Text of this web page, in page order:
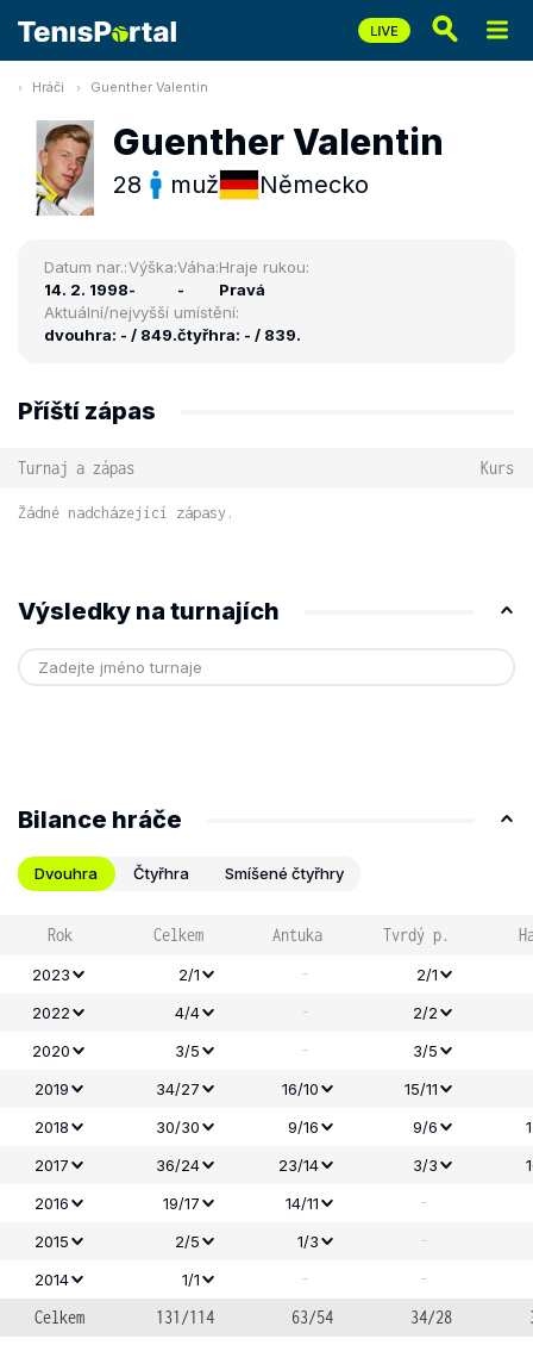
Hráči Guenther Valentin
Guenther Valentin
28 muž Německo
Datum nar.:
14. 2. 1998
Výška:
-
Váha:
-
Hraje rukou:
Pravá
Aktuální/nejvyšší umístění:
dvouhra: - / 849.čtyřhra: - / 839.
Příští zápas
Turnaj a zápas Kurs
Žádné nadcházející zápasy.
Výsledky na turnajích
Bilance hráče
Dvouhra Čtyřhra Smíšené čtyřhry
Rok Celkem Antuka Tvrdý p.
2023 2/1 -
2/1
2022
4/4 - 2/2
2020
3/5 -
3/5
2019
34/27 16/10 15/11
2018
30/30 9/16 9/6
2017
36/24 23/14 3/3
2016
19/17 14/11 -
2015
2/5 1/3 -
2014 1/1 -
-
Celkem
131/114 63/54 34/28